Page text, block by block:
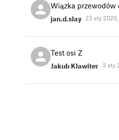
Wiązka przewodów
jan.d.slay 23 sty 2026,
Test osi Z
Jakub Klawiter 3 sty